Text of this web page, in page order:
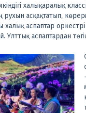
халықаралық
рухын асқақтатып,
халық аспаптар
Ұлттық аспаптардан